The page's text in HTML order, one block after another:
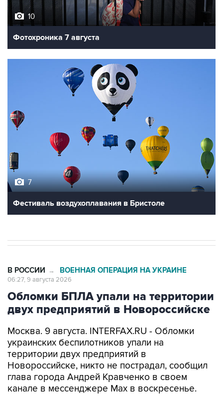
10
Фотохроника 7 августа
7
Фестиваль воздухоплавания в Бристоле
В РОССИИ → ВОЕННАЯ ОПЕРАЦИЯ НА УКРАИНЕ
06:27, 9 августа 2026
Обломки БПЛА упали на территории
двух предприятий в Новороссийске
Москва. 9 августа. INTERFAX.RU - Обломки
украинских беспилотников упали на
территории двух предприятий в
Новороссийске, никто не пострадал, сообщил
глава города Андрей Кравченко в своем
канале в мессенджере Max в воскресенье.